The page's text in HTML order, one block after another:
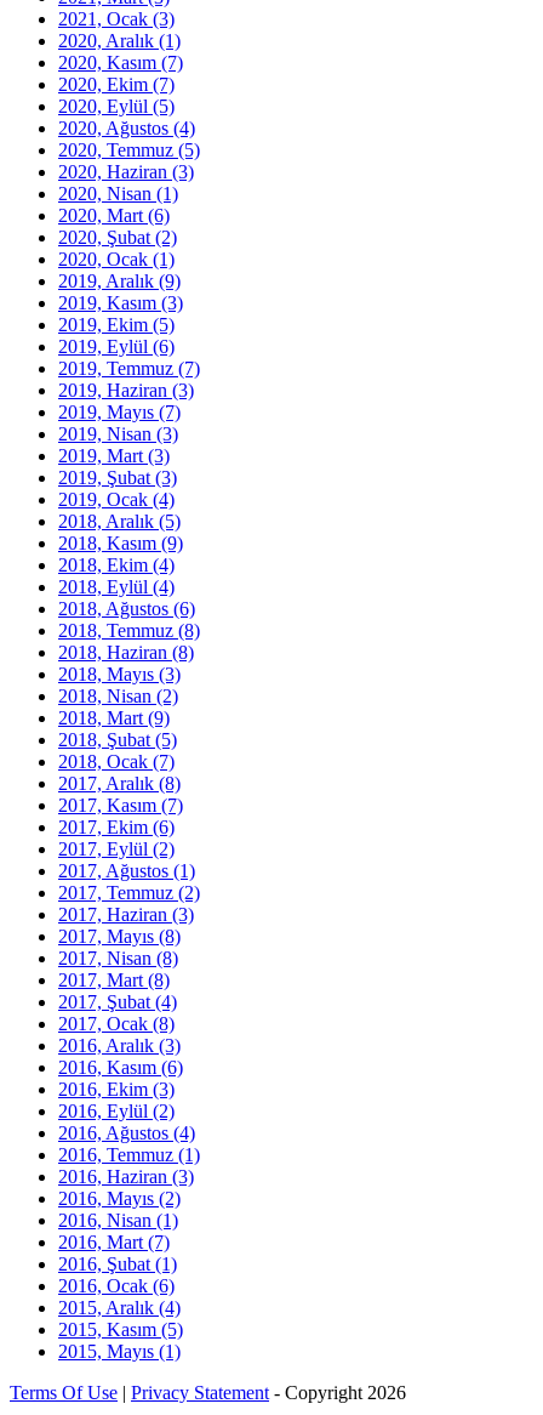
2021, Ocak (3)
2020, Aralık (1)
2020, Kasım (7)
2020, Ekim (7)
2020, Eylül (5)
2020, Ağustos (4)
2020, Temmuz (5)
2020, Haziran (3)
2020, Nisan (1)
2020, Mart (6)
2020, Şubat (2)
2020, Ocak (1)
2019, Aralık (9)
2019, Kasım (3)
2019, Ekim (5)
2019, Eylül (6)
2019, Temmuz (7)
2019, Haziran (3)
2019, Mayıs (7)
2019, Nisan (3)
2019, Mart (3)
2019, Şubat (3)
2019, Ocak (4)
2018, Aralık (5)
2018, Kasım (9)
2018, Ekim (4)
2018, Eylül (4)
2018, Ağustos (6)
2018, Temmuz (8)
2018, Haziran (8)
2018, Mayıs (3)
2018, Nisan (2)
2018, Mart (9)
2018, Şubat (5)
2018, Ocak (7)
2017, Aralık (8)
2017, Kasım (7)
2017, Ekim (6)
2017, Eylül (2)
2017, Ağustos (1)
2017, Temmuz (2)
2017, Haziran (3)
2017, Mayıs (8)
2017, Nisan (8)
2017, Mart (8)
2017, Şubat (4)
2017, Ocak (8)
2016, Aralık (3)
2016, Kasım (6)
2016, Ekim (3)
2016, Eylül (2)
2016, Ağustos (4)
2016, Temmuz (1)
2016, Haziran (3)
2016, Mayıs (2)
2016, Nisan (1)
2016, Mart (7)
2016, Şubat (1)
2016, Ocak (6)
2015, Aralık (4)
2015, Kasım (5)
2015, Mayıs (1)
Terms Of Use | Privacy Statement - Copyright 2026